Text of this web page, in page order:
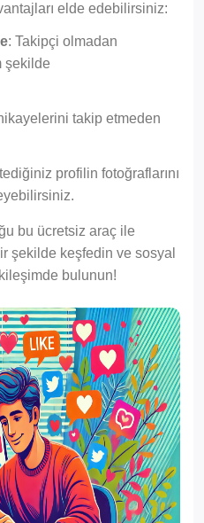
elde edebilirsiniz:
: Takipçi olmadan
şekilde
takip etmeden
profilin fotoğraflarını
bu ücretsiz araç ile
şekilde keşfedin ve sosyal
bulunun!